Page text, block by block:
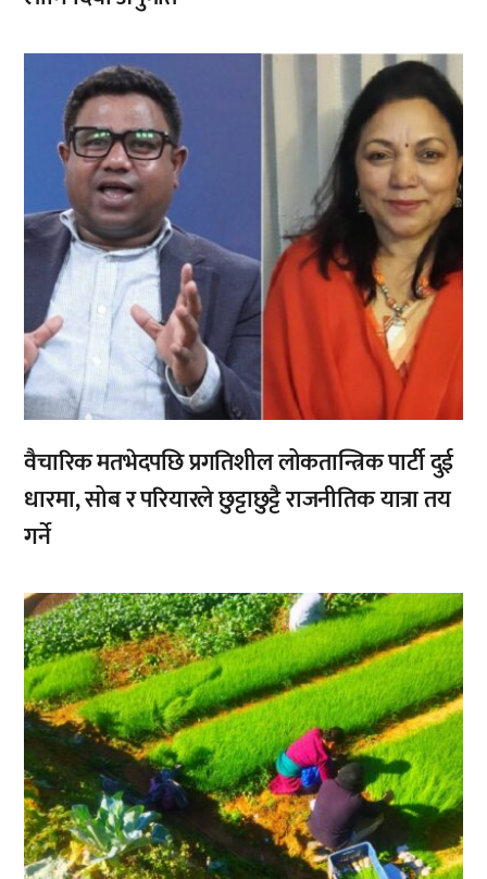
वैचारिक मतभेदपछि प्रगतिशील लोकतान्त्रिक पार्टी दुई
धारमा, सोब र परियारले छुट्टाछुट्टै राजनीतिक यात्रा तय
गर्ने
,